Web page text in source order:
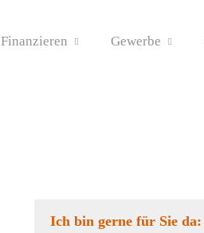
Finanzieren Gewerbe
Ich bin gerne für Sie da: